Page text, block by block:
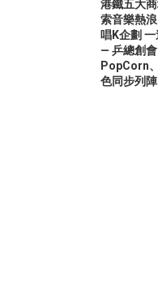
港鐵五大
索音樂熱
唱K企劃
— 乒總創會
PopCorn
色同步列